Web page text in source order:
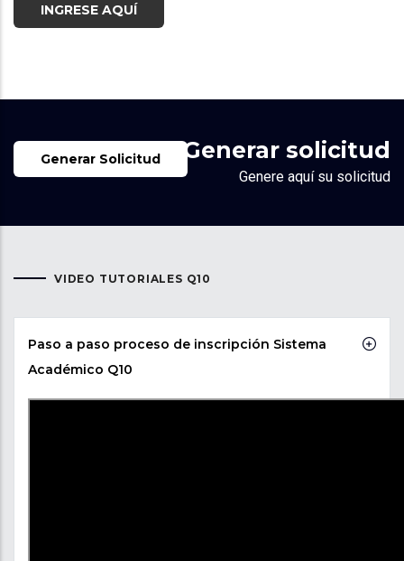
INGRESE AQUÍ
Generar solicitud
Genere aquí su solicitud
Generar Solicitud
VIDEO TUTORIALES Q10
Paso a paso proceso de inscripción Sistema
Académico Q10